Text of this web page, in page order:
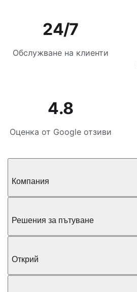
24/7
Обслужване на клиенти
4.8
Оценка от Google отзиви
Компания
Решения за пътуване
Открий